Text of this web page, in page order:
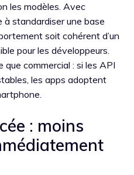
les modèles. Avec
à standardiser une base
soit cohérent d’un
pour les développeurs.
que commercial : si les API
les apps adoptent
: moins